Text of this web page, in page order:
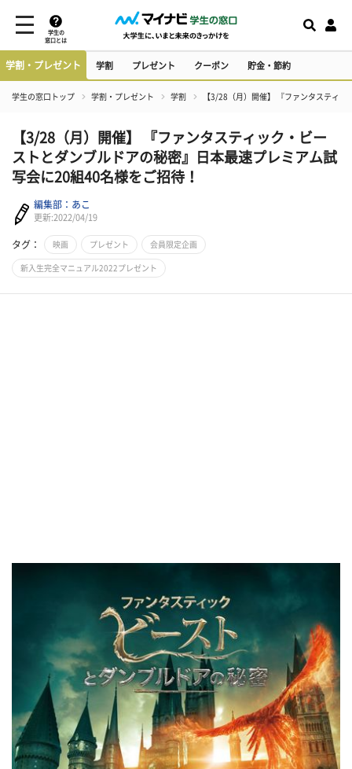
学生の
窓口とは
学割・プレゼント 学割 プレゼント クーポン 貯金・節約
学生の窓口トップ 学割・プレゼント 学割 【3/28（月）開催】 『ファンタスティ
【3/28（月）開催】 『ファンタスティック・ビー
ストとダンブルドアの秘密』日本最速プレミアム試
写会に20組40名様をご招待！
編集部：あこ
更新:2022/04/19
タグ： 映画 プレゼント 会員限定企画
新入生完全マニュアル2022プレゼント